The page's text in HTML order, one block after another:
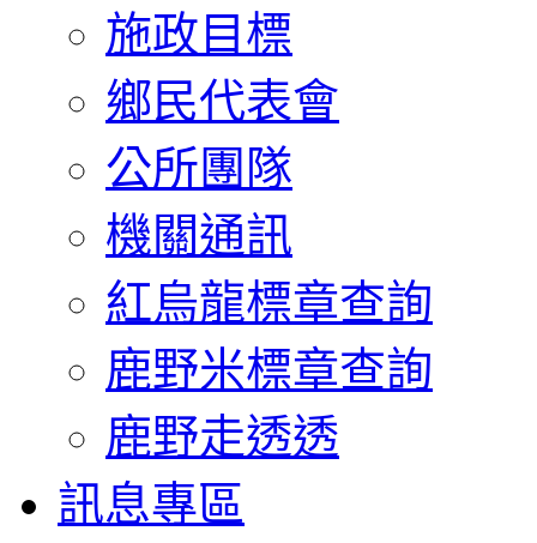
施政目標
鄉民代表會
公所團隊
機關通訊
紅烏龍標章查詢
鹿野米標章查詢
鹿野走透透
訊息專區